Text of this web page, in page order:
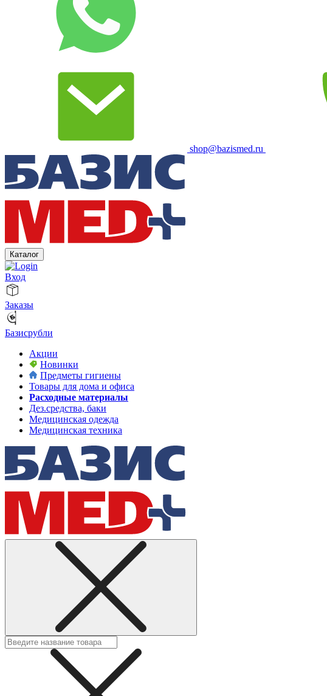
shop@bazismed.ru
Каталог
Вход
Заказы
Базисрубли
Акции
Новинки
Предметы гигиены
Товары для дома и офиса
Расходные материалы
Дез.средства, баки
Медицинская одежда
Медицинская техника